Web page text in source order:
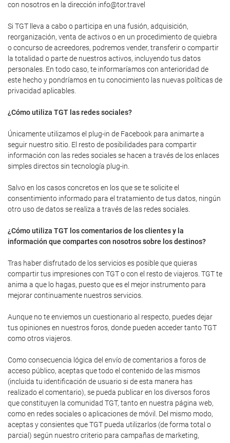
con nosotros en la dirección info@tor.travel
Si TGT lleva a cabo o participa en una fusión, adquisición,
reorganización, venta de activos o en un procedimiento de quiebra
o concurso de acreedores, podremos vender, transferir o compartir
la totalidad o parte de nuestros activos, incluyendo tus datos
personales. En todo caso, te informaríamos con anterioridad de
este hecho y pondríamos en tu conocimiento las nuevas políticas de
privacidad aplicables.
¿Cómo utiliza TGT las redes sociales?
Únicamente utilizamos el plug-in de Facebook para animarte a
seguir nuestro sitio. El resto de posibilidades para compartir
información con las redes sociales se hacen a través de los enlaces
simples directos sin tecnología plug-in.
Salvo en los casos concretos en los que se te solicite el
consentimiento informado para el tratamiento de tus datos, ningún
otro uso de datos se realiza a través de las redes sociales.
¿Cómo utiliza TGT los comentarios de los clientes y la
información que compartes con nosotros sobre los destinos?
Tras haber disfrutado de los servicios es posible que quieras
compartir tus impresiones con TGT o con el resto de viajeros. TGT te
anima a que lo hagas, puesto que es el mejor instrumento para
mejorar continuamente nuestros servicios.
Aunque no te enviemos un cuestionario al respecto, puedes dejar
tus opiniones en nuestros foros, donde pueden acceder tanto TGT
como otros viajeros.
Como consecuencia lógica del envío de comentarios a foros de
acceso público, aceptas que todo el contenido de las mismos
(incluida tu identificación de usuario si de esta manera has
realizado el comentario), se pueda publicar en los diversos foros
que constituyen la comunidad TGT, tanto en nuestra página web,
como en redes sociales o aplicaciones de móvil. Del mismo modo,
aceptas y consientes que TGT pueda utilizarlos (de forma total o
parcial) según nuestro criterio para campañas de marketing,